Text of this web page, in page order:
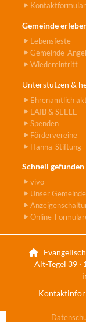
Kontaktformular
Gemeinde
Lebensfeste
Gemeinde-
Wiedereintritt
Unterstützen &
Ehrenamtlich
LAIB & SEELE
Spenden
Fördervereine
Hanna-Stiftung
Schnell gefunden
vivo
Unser
Online-

Alt-Tegel 39